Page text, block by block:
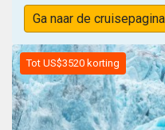
Ga naar de cruisepagina
Tot US$3520 korting